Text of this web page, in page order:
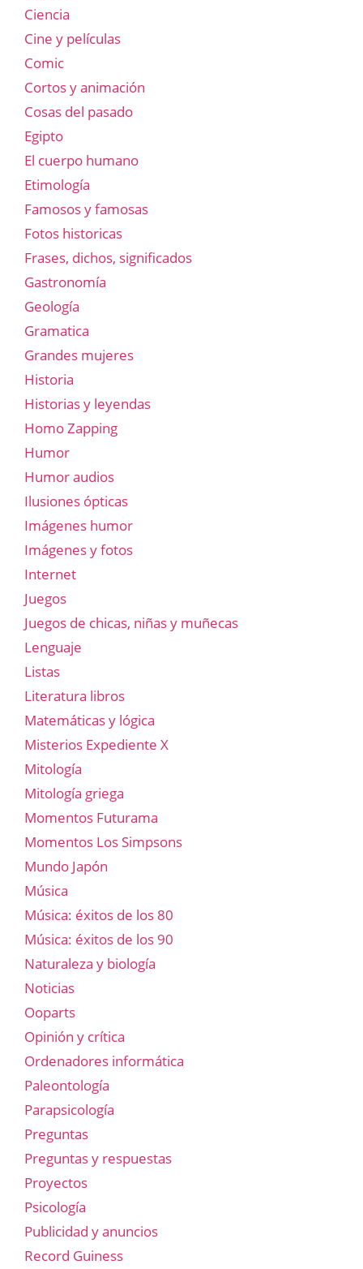
Ciencia
Cine y películas
Comic
Cortos y animación
Cosas del pasado
Egipto
El cuerpo humano
Etimología
Famosos y famosas
Fotos historicas
Frases, dichos, significados
Gastronomía
Geología
Gramatica
Grandes mujeres
Historia
Historias y leyendas
Homo Zapping
Humor
Humor audios
Ilusiones ópticas
Imágenes humor
Imágenes y fotos
Internet
Juegos
Juegos de chicas, niñas y muñecas
Lenguaje
Listas
Literatura libros
Matemáticas y lógica
Misterios Expediente X
Mitología
Mitología griega
Momentos Futurama
Momentos Los Simpsons
Mundo Japón
Música
Música: éxitos de los 80
Música: éxitos de los 90
Naturaleza y biología
Noticias
Ooparts
Opinión y crítica
Ordenadores informática
Paleontología
Parapsicología
Preguntas
Preguntas y respuestas
Proyectos
Psicología
Publicidad y anuncios
Record Guiness